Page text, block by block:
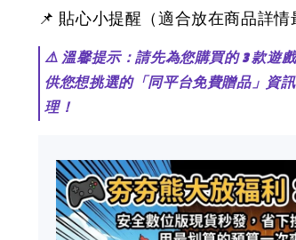
📌 貼心小提醒（適合放在商品詳情
⚠️ 溫馨提示：請先為您購買的 3 款遊
供您想挑選的「同平台免費贈品」資
理！